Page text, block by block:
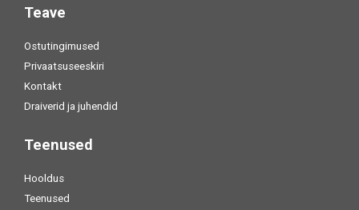
Teave
Ostutingimused
Privaatsuseeskiri
Kontakt
Draiverid ja juhendid
Teenused
Hooldus
Teenused